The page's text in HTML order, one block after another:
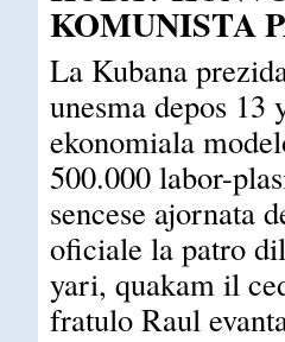
KOMUNISTA
La Kubana
unesma depos
ekonomiala
500.000 labor-
sencese ajornata
oficiale la patro
yari, quakam il
fratulo Raul